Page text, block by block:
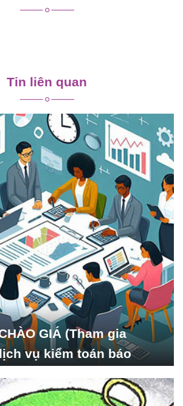
Tin liên quan
GIÁ (Tham gia
vụ kiểm toán báo
Phát triển Xã